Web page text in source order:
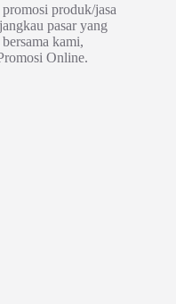
produk/jasa
pasar yang
kami,
Online.